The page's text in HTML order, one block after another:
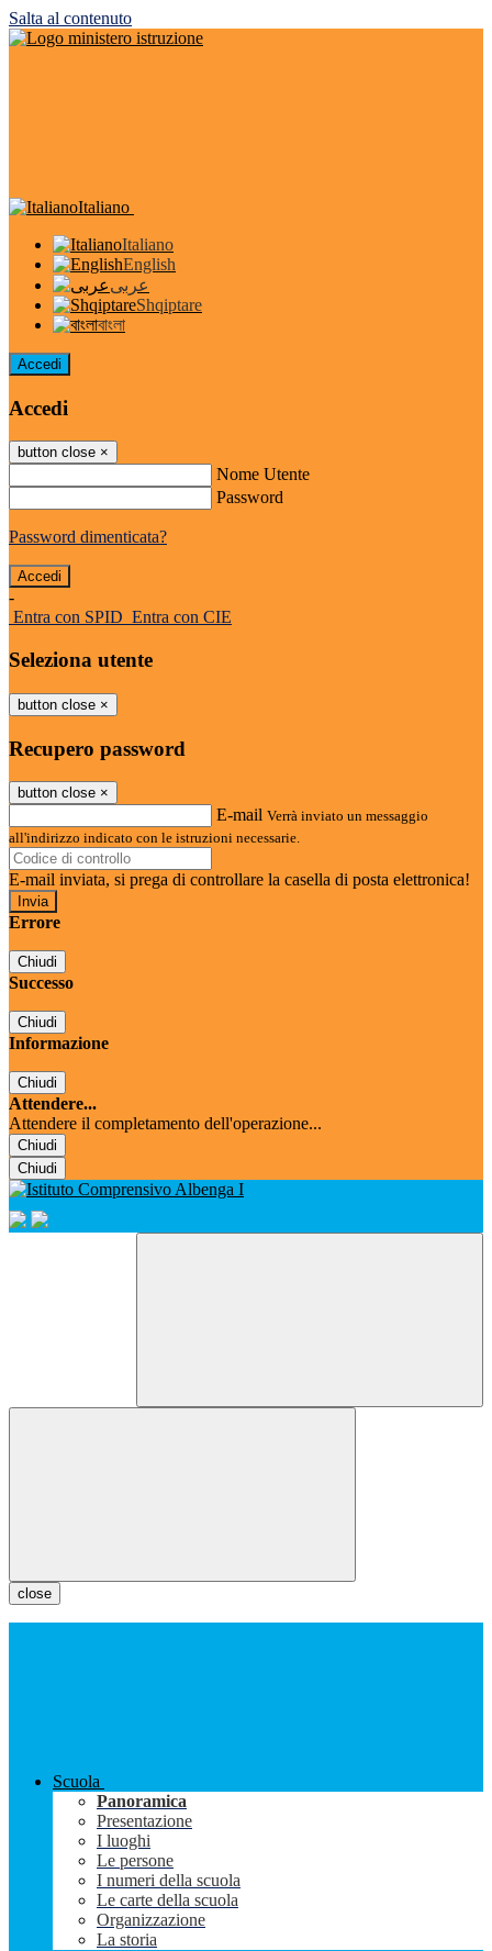
Salta al contenuto
Italiano
Italiano
English
عربى
Shqiptare
বাংলা
Accedi
Accedi
button close ×
Nome Utente
Password
Password dimenticata?
-
Entra con SPID Entra con CIE
Seleziona utente
button close ×
Recupero password
button close ×
E-mail Verrà inviato un messaggio
all'indirizzo indicato con le istruzioni necessarie.
E-mail inviata, si prega di controllare la casella di posta elettronica!
Errore
Chiudi
Successo
Chiudi
Informazione
Chiudi
Attendere...
Attendere il completamento dell'operazione...
Chiudi
Chiudi
close
Scuola
Panoramica
Presentazione
I luoghi
Le persone
I numeri della scuola
Le carte della scuola
Organizzazione
La storia